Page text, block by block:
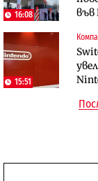
16:08
във
15:51
А1